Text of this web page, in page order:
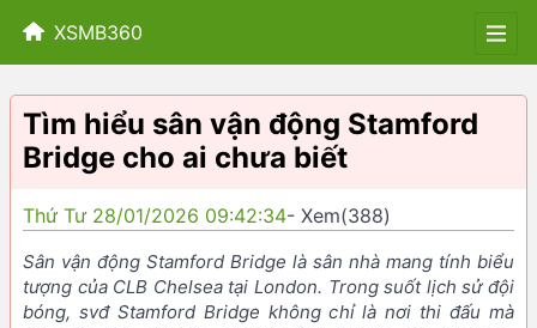
XSMB360
Tìm hiểu sân vận động Stamford
Bridge cho ai chưa biết
Thứ Tư 28/01/2026 09:42:34- Xem(388)
Sân vận động Stamford Bridge là sân nhà mang tính biểu
tượng của CLB Chelsea tại London. Trong suốt lịch sử đội
bóng, svđ Stamford Bridge không chỉ là nơi thi đấu mà